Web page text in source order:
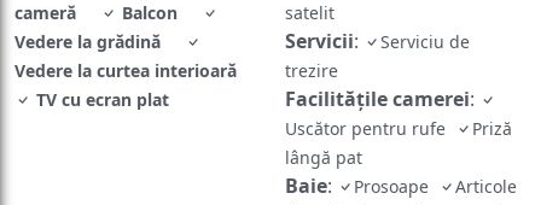
cameră
Balcon
Vedere la grădină
Vedere la curtea interioară
TV cu ecran plat
satelit
Servicii:
Serviciu de
trezire
Facilităţile camerei:
Uscător pentru rufe
Priză
lângă pat
Baie: Prosoape
Articole